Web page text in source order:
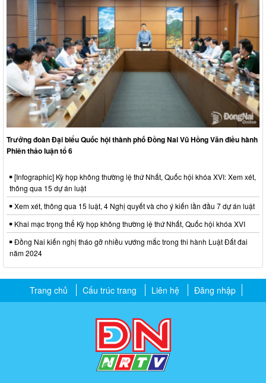
Trưởng đoàn Đại biểu Quốc hội thành phố Đồng Nai Vũ Hồng Văn điều hành
Phiên thảo luận tổ 6
[Infographic] Kỳ họp không thường lệ thứ Nhất, Quốc hội khóa XVI: Xem xét,
thông qua 15 dự án luật
Xem xét, thông qua 15 luật, 4 Nghị quyết và cho ý kiến lần đầu 7 dự án luật
Khai mạc trọng thể Kỳ họp không thường lệ thứ Nhất, Quốc hội khóa XVI
Đồng Nai kiến nghị tháo gỡ nhiều vướng mắc trong thi hành Luật Đất đai
năm 2024
Trang chủ Cấu trúc trang Liên hệ Đăng nhập